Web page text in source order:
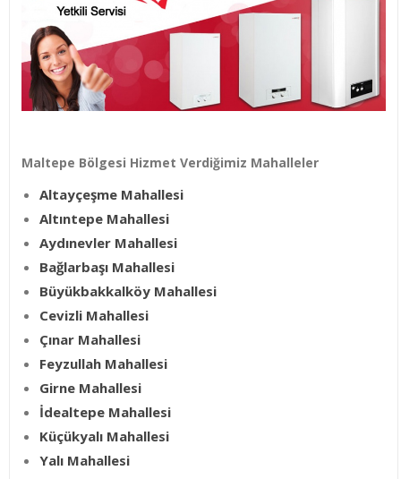
Maltepe Bölgesi Hizmet Verdiğimiz Mahalleler
Altayçeşme Mahallesi
Altıntepe Mahallesi
Aydınevler Mahallesi
Bağlarbaşı Mahallesi
Büyükbakkalköy Mahallesi
Cevizli Mahallesi
Çınar Mahallesi
Feyzullah Mahallesi
Girne Mahallesi
İdealtepe Mahallesi
Küçükyalı Mahallesi
Yalı Mahallesi